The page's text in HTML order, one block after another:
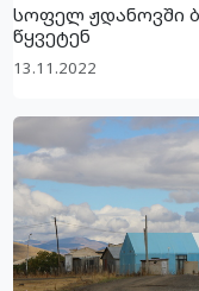
სოფელ ჟდანოვში
წყვეტენ
13.11.2022